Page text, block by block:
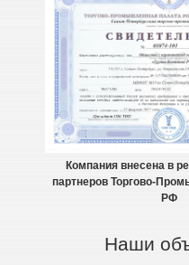
Компания внесена в
партнеров Торгово-
РФ
Наши